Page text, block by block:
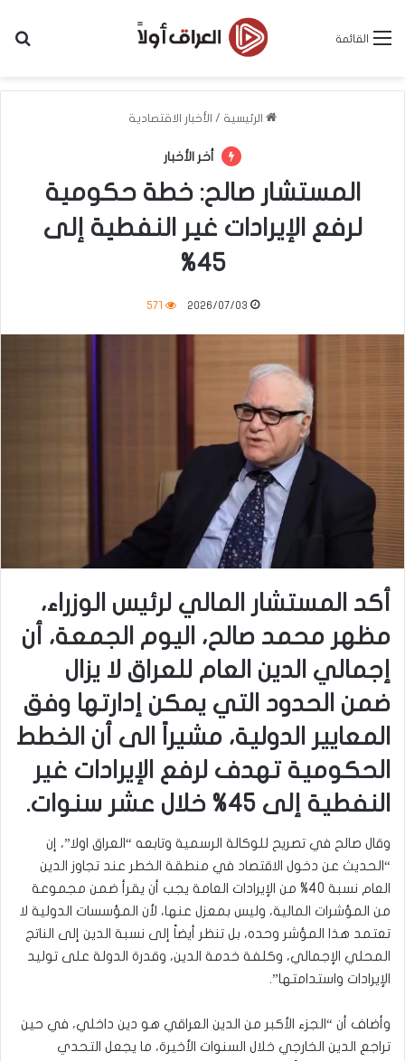
القائمة
الرئيسية / الأخبار الاقتصادية
أخر الأخبار
المستشار صالح: خطة حكومية
لرفع الإيرادات غير النفطية إلى
45%
2026/07/03
571
أكد المستشار المالي لرئيس الوزراء،
مظهر محمد صالح، اليوم الجمعة، أن
إجمالي الدين العام للعراق لا يزال
ضمن الحدود التي يمكن إدارتها وفق
المعايير الدولية، مشيراً الى أن الخطط
الحكومية تهدف لرفع الإيرادات غير
النفطية إلى 45% خلال عشر سنوات.
وقال صالح في تصريح للوكالة الرسمية وتابعه “العراق اولا”، إن
“الحديث عن دخول الاقتصاد في منطقة الخطر عند تجاوز الدين
العام نسبة 40% من الإيرادات العامة يجب أن يقرأ ضمن مجموعة
من المؤشرات المالية، وليس بمعزل عنها، لأن المؤسسات الدولية لا
تعتمد هذا المؤشر وحده، بل تنظر أيضاً إلى نسبة الدين إلى الناتج
المحلي الإجمالي، وكلفة خدمة الدين، وقدرة الدولة على توليد
الإيرادات واستدامتها”.
وأضاف أن “الجزء الأكبر من الدين العراقي هو دين داخلي، في حين
تراجع الدين الخارجي خلال السنوات الأخيرة، ما يجعل التحدي